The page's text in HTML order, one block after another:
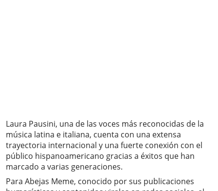
Laura Pausini, una de las voces más reconocidas de la
música latina e italiana, cuenta con una extensa
trayectoria internacional y una fuerte conexión con el
público hispanoamericano gracias a éxitos que han
marcado a varias generaciones.
Para Abejas Meme, conocido por sus publicaciones